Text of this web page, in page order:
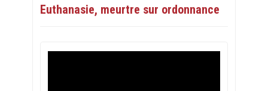
Euthanasie, meurtre sur ordonnance